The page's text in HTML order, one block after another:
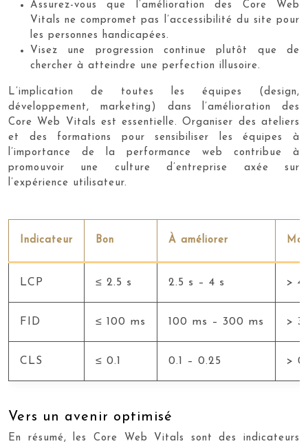
Assurez-vous que l’amélioration des Core Web
Vitals ne compromet pas l’accessibilité du site pour
les personnes handicapées.
Visez une progression continue plutôt que de
chercher à atteindre une perfection illusoire.
L’implication de toutes les équipes (design,
développement, marketing) dans l’amélioration des
Core Web Vitals est essentielle. Organiser des ateliers
et des formations pour sensibiliser les équipes à
l’importance de la performance web contribue à
promouvoir une culture d’entreprise axée sur
l’expérience utilisateur.
Indicateur Bon À améliorer
LCP ≤ 2.5 s 2.5 s – 4 s > 4
FID ≤ 100 ms 100 ms – 300 ms >
CLS ≤ 0.1 0.1 – 0.25 >
Vers un avenir optimisé
En résumé, les Core Web Vitals sont des indicateurs